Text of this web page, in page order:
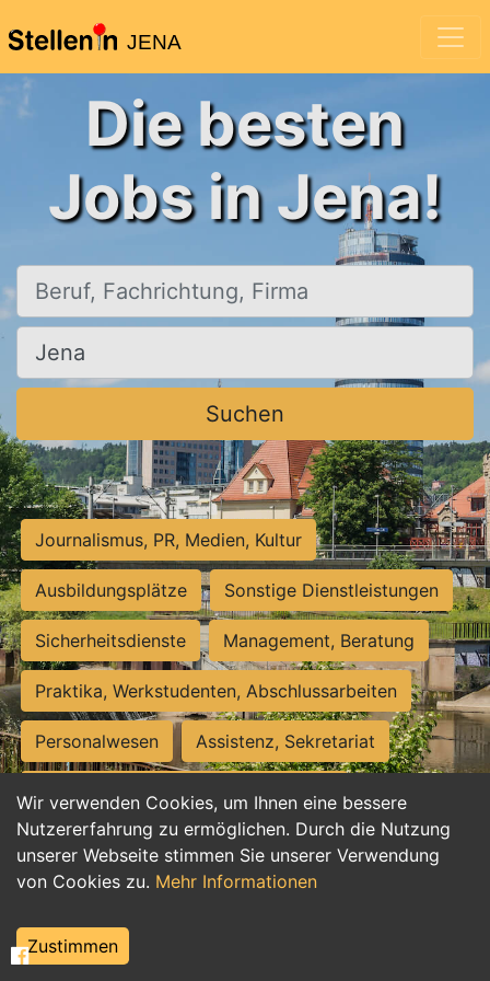
JENA
Wir verwenden Cookies, um Ihnen eine bessere
Nutzererfahrung zu ermöglichen. Durch die Nutzung
unserer Webseite stimmen Sie unserer Verwendung
von Cookies zu. Mehr Informationen
Zustimmen
Die besten
Jobs in Jena!
Beruf, Fachrichtung, Firma
Ort, Stadt
Suchen
Journalismus, PR, Medien, Kultur
Ausbildungsplätze Sonstige Dienstleistungen
Sicherheitsdienste Management, Beratung
Praktika, Werkstudenten, Abschlussarbeiten
Personalwesen Assistenz, Sekretariat
Hilfskräfte, Aushilfs- und Nebenjobs
Einkauf, Logistik, Materialwirtschaft
Weiterbildung, Studium, duale Ausbildung
Tourismus